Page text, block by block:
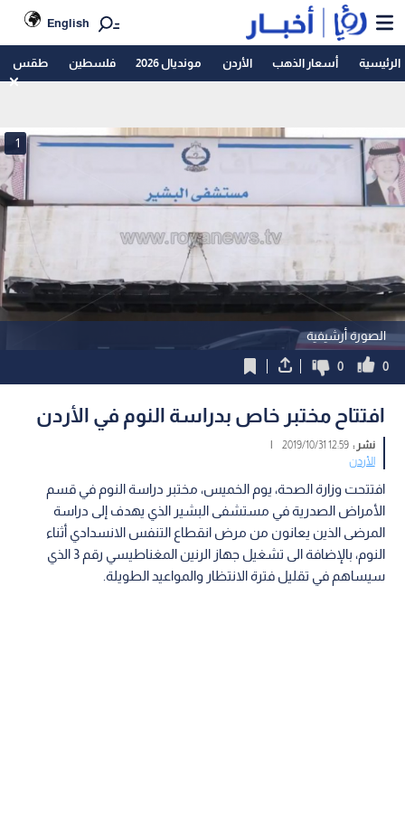
English
الرئيسية أسعار الذهب الأردن مونديال 2026 فلسطين طقس
الصورة أرشيفية
1
0
0
افتتاح مختبر خاص بدراسة النوم في الأردن
نشر :12:59 2019/10/31
|
الأردن
افتتحت وزارة الصحة، يوم الخميس، مختبر دراسة النوم في قسم
الأمراض الصدرية في مستشفى البشير الذي يهدف إلى دراسة
المرضى الذين يعانون من مرض انقطاع التنفس الانسدادي أثناء
النوم، بالإضافة الى تشغيل جهاز الرنين المغناطيسي رقم 3 الذي
سيساهم في تقليل فترة الانتظار والمواعيد الطويلة.